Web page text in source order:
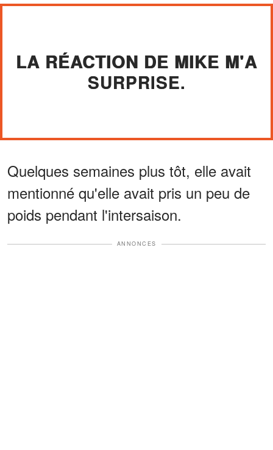
LA RÉACTION DE MIKE M'A
SURPRISE.
Quelques semaines plus tôt, elle avait
mentionné qu'elle avait pris un peu de
poids pendant l'intersaison.
ANNONCES